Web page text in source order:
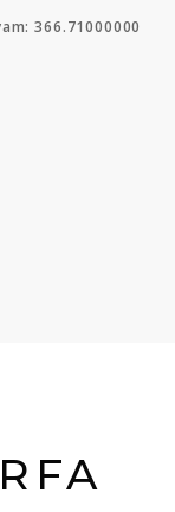
366.71000000